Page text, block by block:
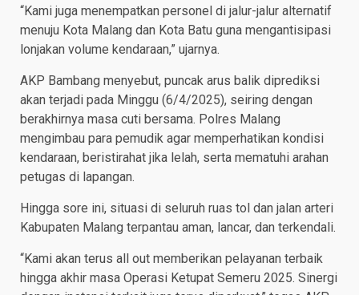
“Kami juga menempatkan personel di jalur-jalur alternatif
menuju Kota Malang dan Kota Batu guna mengantisipasi
lonjakan volume kendaraan,” ujarnya.
AKP Bambang menyebut, puncak arus balik diprediksi
akan terjadi pada Minggu (6/4/2025), seiring dengan
berakhirnya masa cuti bersama. Polres Malang
mengimbau para pemudik agar memperhatikan kondisi
kendaraan, beristirahat jika lelah, serta mematuhi arahan
petugas di lapangan.
Hingga sore ini, situasi di seluruh ruas tol dan jalan arteri
Kabupaten Malang terpantau aman, lancar, dan terkendali.
“Kami akan terus all out memberikan pelayanan terbaik
hingga akhir masa Operasi Ketupat Semeru 2025. Sinergi